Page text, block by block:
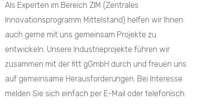
Als Experten im Bereich ZIM (Zentrales
Innovationsprogramm Mittelstand) helfen wir Ihnen
auch gerne mit uns gemeinsam Projekte zu
entwickeln. Unsere Industrieprojekte führen wir
zusammen mit der fitt gGmbH durch und freuen uns
auf gemeinsame Herausforderungen. Bei Interesse
melden Sie sich einfach per E-Mail oder telefonisch.